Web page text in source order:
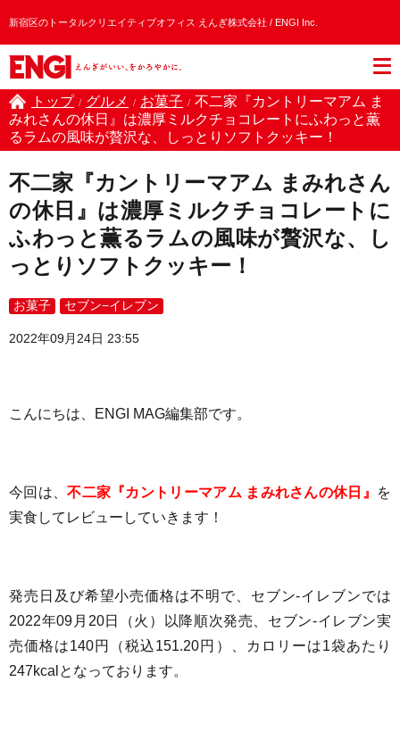
新宿区のトータルクリエイティブオフィス えんぎ株式会社 / ENGI Inc.
トップ / グルメ / お菓子 / 不二家『カントリーマアム ま
みれさんの休日』は濃厚ミルクチョコレートにふわっと薫
るラムの風味が贅沢な、しっとりソフトクッキー！
不二家『カントリーマアム まみれさん
の休日』は濃厚ミルクチョコレートに
ふわっと薫るラムの風味が贅沢な、し
っとりソフトクッキー！
お菓子 セブン−イレブン
2022年09月24日 23:55
こんにちは、ENGI MAG編集部です。
今回は、不二家『カントリーマアム まみれさんの休日』
を
実食してレビューしていきます！
発売日及び希望小売価格は不明で、セブン-イレブンでは
2022年09月20日（火）以降順次発売、セブン-イレブン実
売価格は140円（税込151.20円）、
カロリーは1袋あたり
247kcalとなっております。